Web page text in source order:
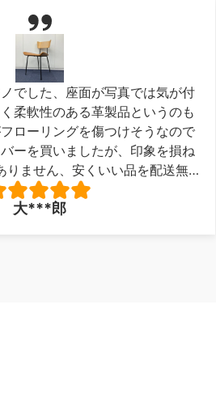
でした、座面が写真では気が付
柔軟性のある革製品というのも
ローリングを傷つけそうなので
ーを買いましたが、印象を損ね
りません、安くいい品を配送無
真が下手で申し訳ありません。
大***郎